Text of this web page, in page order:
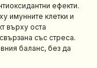
ефекти.
имунните клетки и
върху оста
със стреса.
баланс, без да